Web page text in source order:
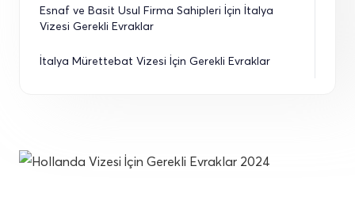
Esnaf ve Basit Usul Firma Sahipleri İçin İtalya
Vizesi Gerekli Evraklar
İtalya Mürettebat Vizesi İçin Gerekli Evraklar